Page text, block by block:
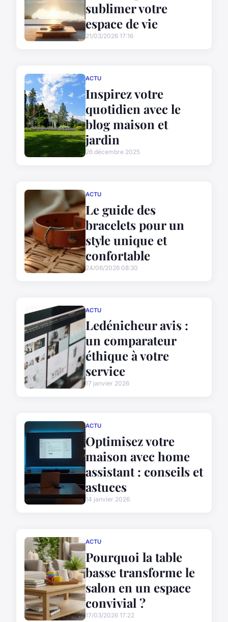
sublimer votre
espace de vie
21/03/2026 17:16
ACTU
Inspirez votre
quotidien avec le
blog maison et
jardin
26 décembre 2025
ACTU
Le guide des
bracelets pour un
style unique et
confortable
24/06/2026 08:30
ACTU
Ledénicheur avis :
un comparateur
éthique à votre
service
17 janvier 2026
ACTU
Optimisez votre
maison avec home
assistant : conseils et
astuces
14 janvier 2026
ACTU
Pourquoi la table
basse transforme le
salon en un espace
convivial ?
17/03/2026 17:22